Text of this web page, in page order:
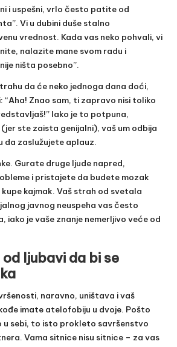
i uspešni, vrlo često patite od
Vi u dubini duše stalno
vrednost. Kada vas neko pohvali, vi
nalazite mane svom radu i
ništa posebno”.
da će neko jednoga dana doći,
“Aha! Znao sam, ti zapravo nisi toliko
Iako je to potpuna,
ste zaista genijalni), vaš um odbija
da zaslužujete aplauz.
Gurate druge ljude napred,
i pristajete da budete mozak
kajmak. Vaš strah od svetala
javnog neuspeha vas često
iako je vaše znanje nemerljivo veće od
ljubavi da bi se
naravno, uništava i vaš
imate atelofobiju u dvoje. Pošto
sebi, to isto prokleto savršenstvo
Vama sitnice nisu sitnice – za vas